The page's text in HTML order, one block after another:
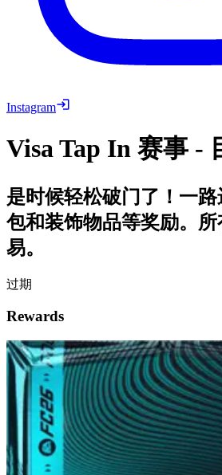
Instagram
Visa Tap In 赛事 -
是时候轻松破门了！一
包和装饰物品等奖励。
易。
过期
Rewards